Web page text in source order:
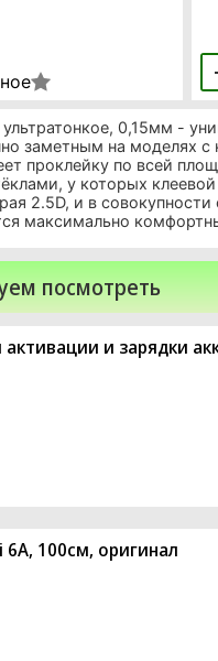
0,15мм -
заметным на моделях с
проклейку по всей
у которых клеевой
2.5D, и в совокупности
максимально
посмотреть
активации и зарядки
6A, 100см, оригинал